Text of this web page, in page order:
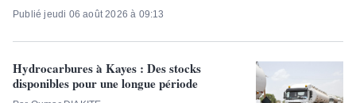
Publié jeudi 06 août 2026 à 09:13
Hydrocarbures à Kayes : Des stocks
disponibles pour une longue période